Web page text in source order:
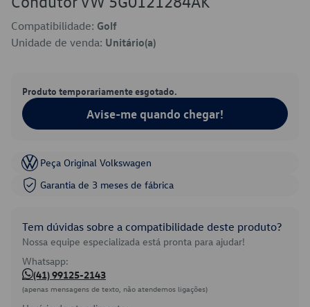
Compatibilidade: Golf
Unidade de venda: Unitário(a)
Produto temporariamente esgotado.
Avise-me quando chegar!
Peça Original Volkswagen
Garantia de 3 meses de fábrica
Tem dúvidas sobre a compatibilidade deste produto?
Nossa equipe especializada está pronta para ajudar!
Whatsapp:
(41) 99125-2143
(apenas mensagens de texto, não atendemos ligações)